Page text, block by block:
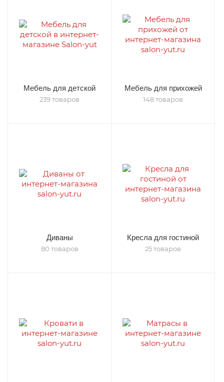
Мебель для детской
239 товаров
Мебель для прихожей
148 товаров
Диваны
80 товаров
Кресла для гостиной
25 товаров